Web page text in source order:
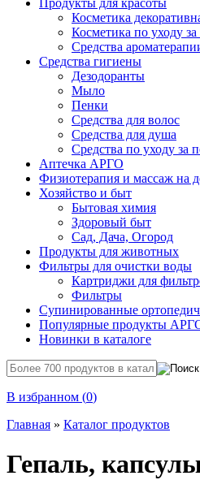
Продукты для красоты
Косметика
Косметика по уходу
Средства
Средства гигиены
Дезодоранты
Мыло
Пенки
Средства для волос
Средства для душа
Средства по уходу за
Аптечка АРГО
Физиотерапия и массаж на
Хозяйство и быт
Бытовая химия
Здоровый быт
Сад, Дача, Огород
Продукты для животных
Фильтры для очистки воды
Картриджи для
Фильтры
Супинированные
Популярные продукты
Новинки в каталоге
В избранном (0)
Главная » Каталог продуктов
Гепаль,